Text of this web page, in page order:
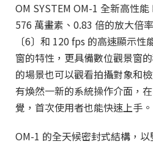
OM SYSTEM OM-1 全新高性
576 萬畫素、0.83 倍的放大倍
〔6〕和 120 fps 的高速顯示
窗的特性，更具備數位觀景窗
的場景也可以觀看拍攝對象和
有煥然一新的系統操作介面，
覺，首次使用者也能快速上手。
OM-1 的全天候密封式結構，